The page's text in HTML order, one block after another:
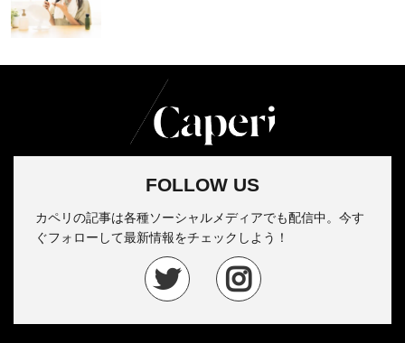
FOLLOW US
カペリの記事は各種ソーシャルメディアでも配信中。今す
ぐフォローして最新情報をチェックしよう！